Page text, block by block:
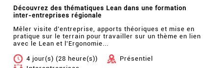
Découvrez des thématiques Lean dans une formation
inter-entreprises régionale
Mêler visite d’entreprise, apports théoriques et mise en
pratique sur le terrain pour travailler sur un thème en lien
avec le Lean et l'Ergonomie...
4 jour(s) (28 heure(s))
Présentiel